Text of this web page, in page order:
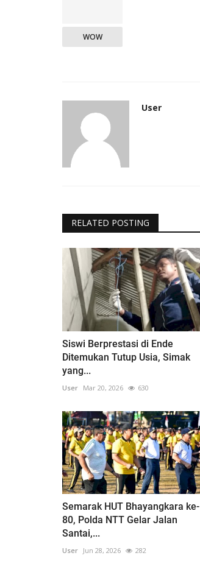
WOW
User
RELATED POSTING
Siswi Berprestasi di Ende
Ditemukan Tutup Usia, Simak
yang...
User Mar 20, 2026 630
Semarak HUT Bhayangkara ke-
80, Polda NTT Gelar Jalan
Santai,...
User Jun 28, 2026 282